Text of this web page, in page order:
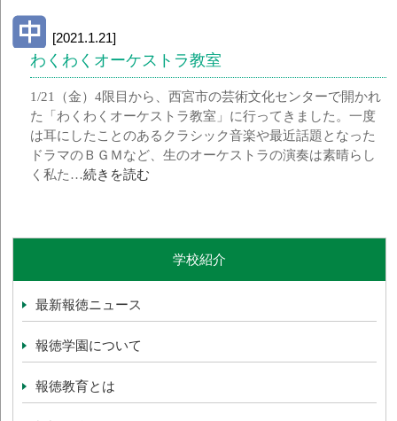
[2021.1.21]
わくわくオーケストラ教室
1/21（金）4限目から、西宮市の芸術文化センターで開かれ
た「わくわくオーケストラ教室」に行ってきました。一度
は耳にしたことのあるクラシック音楽や最近話題となった
ドラマのＢＧＭなど、生のオーケストラの演奏は素晴らし
く私た…続きを読む
学校紹介
最新報徳ニュース
報徳学園について
報徳教育とは